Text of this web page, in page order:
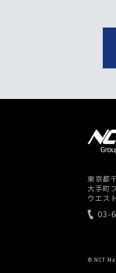
東京都
大手町
ウエス
03-
© NCT